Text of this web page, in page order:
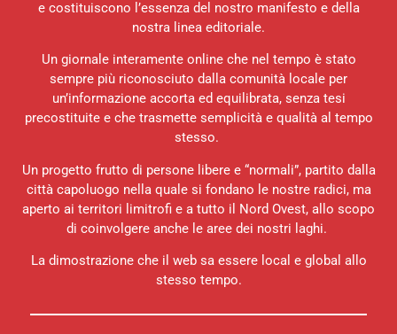
e costituiscono l’essenza del nostro manifesto e della
nostra linea editoriale.
Un giornale interamente online che nel tempo è stato
sempre più riconosciuto dalla comunità locale per
un’informazione accorta ed equilibrata, senza tesi
precostituite e che trasmette semplicità e qualità al tempo
stesso.
Un progetto frutto di persone libere e “normali”, partito dalla
città capoluogo nella quale si fondano le nostre radici, ma
aperto ai territori limitrofi e a tutto il Nord Ovest, allo scopo
di coinvolgere anche le aree dei nostri laghi.
La dimostrazione che il web sa essere local e global allo
stesso tempo.